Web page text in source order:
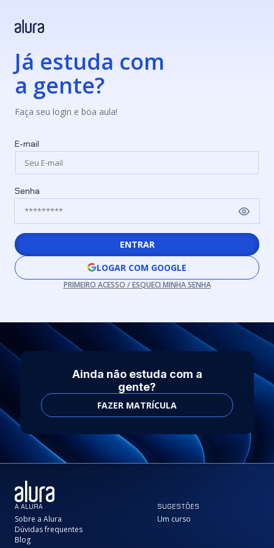
Já estuda com
a gente?
Faça seu login e boa aula!
E-mail
Senha
ENTRAR
LOGAR COM GOOGLE
PRIMEIRO ACESSO / ESQUECI MINHA SENHA
Ainda não estuda com a
gente?
FAZER MATRÍCULA
A ALURA
Sobre a Alura
Dúvidas frequentes
Blog
SUGESTÕES
Um curso